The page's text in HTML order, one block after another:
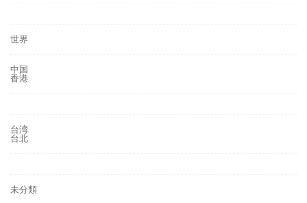
世界
中国
香港
台湾
台北
未分類